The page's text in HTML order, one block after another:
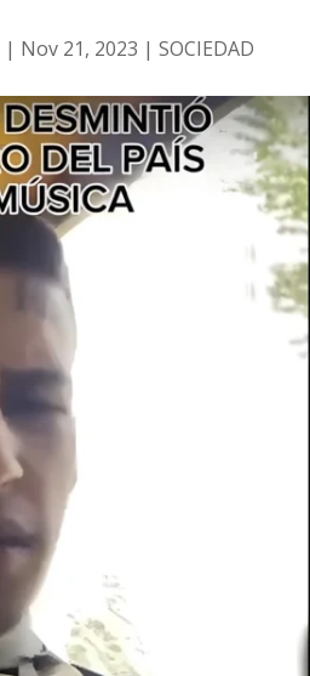
| Nov 21, 2023 | SOCIEDAD